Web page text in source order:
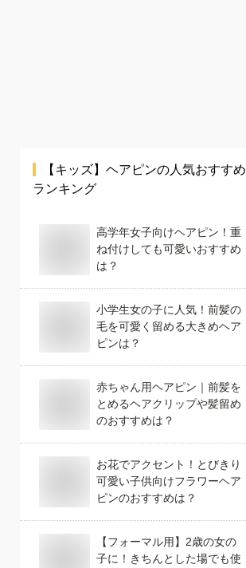
【キッズ】 ヘアピンの人気おすすめ
ランキング
高学年女子向けヘアピン！重
ね付けしても可愛いおすすめ
は？
小学生女の子に人気！前髪の
毛を可愛く留める大きめヘア
ピンは？
赤ちゃん用ヘアピン｜前髪を
とめるヘアクリップや髪留め
のおすすめは？
お花でアクセント！とびきり
可愛い子供向けフラワーヘア
ピンのおすすめは？
【フォーマル用】2歳の女の
子に！きちんとした場でも使